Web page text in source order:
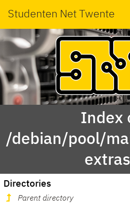
Studenten Net Twente
Index
/debian/pool/
Directories
Parent directory